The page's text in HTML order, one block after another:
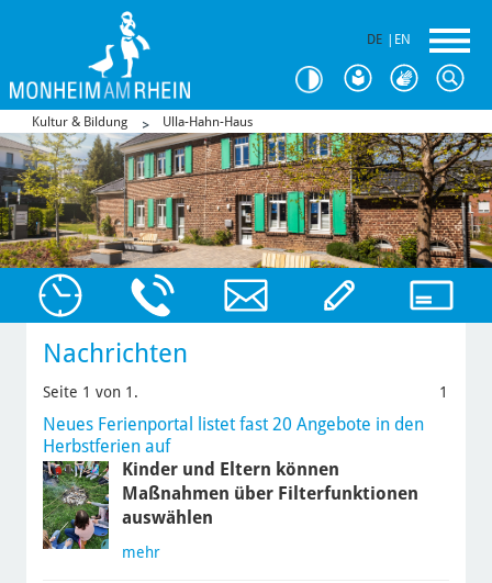
DE EN
Kultur & Bildung Ulla-Hahn-Haus
Nachrichten
Seite 1 von 1. 1
Neues Ferienportal listet fast 20 Angebote in den
Herbstferien auf
Kinder und Eltern können
Maßnahmen über Filterfunktionen
auswählen
mehr